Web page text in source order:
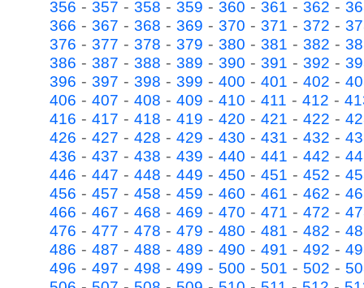
356 - 357 - 358 - 359 - 360 - 361 - 362 -
366 - 367 - 368 - 369 - 370 - 371 - 372 -
376 - 377 - 378 - 379 - 380 - 381 - 382 -
386 - 387 - 388 - 389 - 390 - 391 - 392 -
396 - 397 - 398 - 399 - 400 - 401 - 402 -
406 - 407 - 408 - 409 - 410 - 411 - 412 -
416 - 417 - 418 - 419 - 420 - 421 - 422 -
426 - 427 - 428 - 429 - 430 - 431 - 432 -
436 - 437 - 438 - 439 - 440 - 441 - 442 -
446 - 447 - 448 - 449 - 450 - 451 - 452 -
456 - 457 - 458 - 459 - 460 - 461 - 462 -
466 - 467 - 468 - 469 - 470 - 471 - 472 -
476 - 477 - 478 - 479 - 480 - 481 - 482 -
486 - 487 - 488 - 489 - 490 - 491 - 492 -
496 - 497 - 498 - 499 - 500 - 501 - 502 -